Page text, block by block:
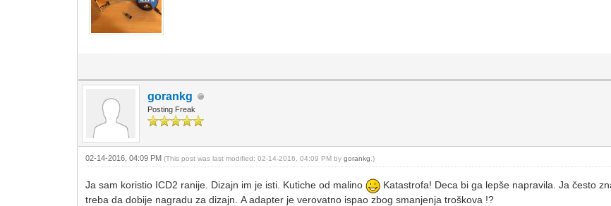
gorankg
Posting Freak
02-14-2016, 04:09 PM(This post was last modified: 02-14-2016, 04:09 PM bygorankg .)
Ja sam koristio ICD2 ranije. Dizajn im je isti. Kutiche od malino
Katastrofa! Deca bi ga lepše napravila. Ja često
treba da dobije nagradu za dizajn. A adapter je verovatno ispao zbog smanjenja troškova !?